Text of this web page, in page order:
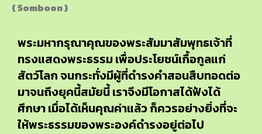
( Somboon )
พระมหากรุณาคุณของพระสัมมาสัมพุทธเจ้าที่
ทรงแสดงพระธรรม เพื่อประโยชน์เกื้อกูลแก่
สัตว์โลก จนกระทั่งมีผู้ที่ดำรงคำสอนสืบทอดต่อ
มาจนถึงยุคนี้สมัยนี้ เราจึงมีโอกาสได้ฟังได้
ศึกษา เมื่อได้เห็นคุณค่าแล้ว ก็ควรอย่างยิ่งที่จะ
ให้พระธรรมของพระองค์ดำรงอยู่ต่อไป